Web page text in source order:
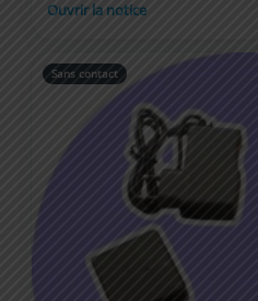
Ouvrir la notice
Sans contact